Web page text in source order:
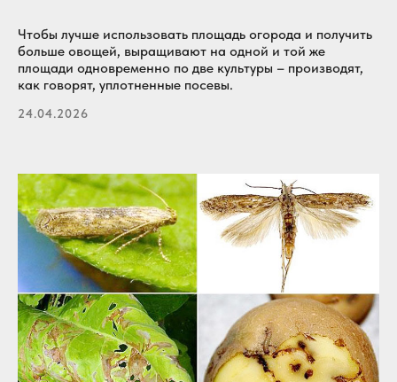
Чтобы лучше использовать площадь огорода и получить
больше овощей, выращивают на одной и той же
площади одновременно по две культуры – производят,
как говорят, уплотненные посевы.
24.04.2026